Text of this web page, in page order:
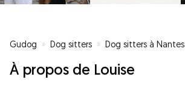
Gudog » Dog sitters » Dog sitters à Nantes
À propos de Louise